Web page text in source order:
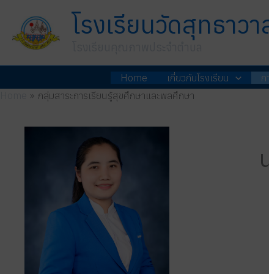
content
โรงเรียนวัดสุทธาวา
Home เกี่ยวกับโรงเรียน ก
กลุ่มสาระการเรียนรู้สุขศึกษาและพลศึกษา